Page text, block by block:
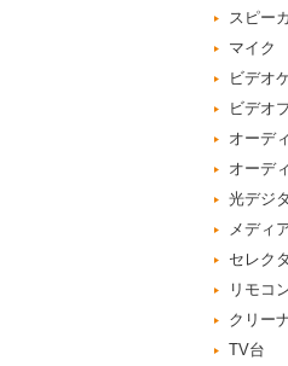
スピー
マイク
ビデオ
ビデオ
オーデ
オーデ
光デジ
メディ
セレク
リモコ
クリー
TV台